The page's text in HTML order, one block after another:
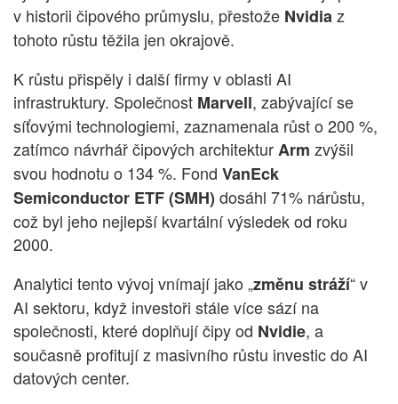
v historii čipového průmyslu, přestože Nvidiaz
tohoto růstu těžila jen okrajově.
K růstu přispěly i další firmy v oblasti AI
infrastruktury. Společnost Marvell, zabývající se
síťovými technologiemi, zaznamenala růst o 200 %,
zatímco návrhář čipových architekturArm zvýšil
svou hodnotu o 134 %. Fond VanEck
Semiconductor ETF (SMH) dosáhl 71% nárůstu,
což byl jeho nejlepší kvartální výsledek od roku
2000.
Analytici tento vývoj vnímají jako „změnu stráží“ v
AI sektoru, když investoři stále více sází na
společnosti, které doplňují čipy od Nvidie, a
současně profitují z masivního růstu investic do AI
datových center.